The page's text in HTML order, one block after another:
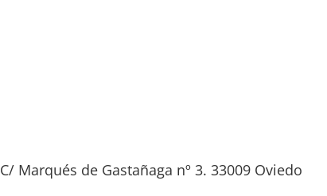
C/ Marqués de Gastañaga nº 3. 33009 Oviedo